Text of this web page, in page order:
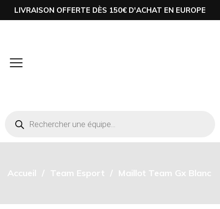
LIVRAISON OFFERTE DÈS 150€ D'ACHAT EN EUROPE
Accueil Team Esport Maillot Team Gx Blanc